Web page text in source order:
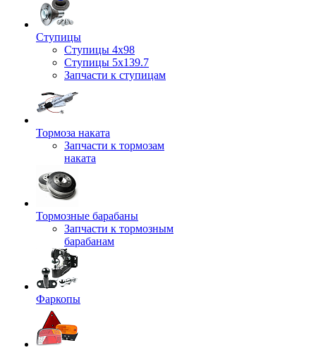
Ступицы
Ступицы 4x98
Ступицы 5x139.7
Запчасти к ступицам
Тормоза наката
Запчасти к тормозам
наката
Тормозные барабаны
Запчасти к тормозным
барабанам
Фаркопы